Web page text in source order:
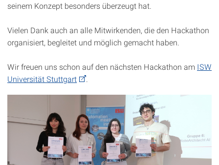
seinem Konzept besonders überzeugt hat.
Vielen Dank auch an alle Mitwirkenden, die den Hackathon
organisiert, begleitet und möglich gemacht haben.
Wir freuen uns schon auf den nächsten Hackathon am ISW
Universität Stuttgart